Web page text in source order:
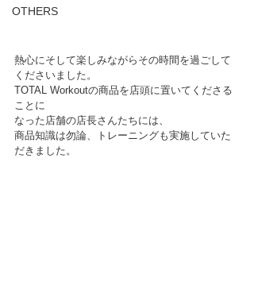
OTHERS
熱心にそして楽しみながらその時間を過ごして
くださいました。
TOTAL Workoutの商品を店頭に置いてくださる
ことに
なった店舗の店長さんたちには、
商品知識は勿論、トレーニングも実施していた
だきました。